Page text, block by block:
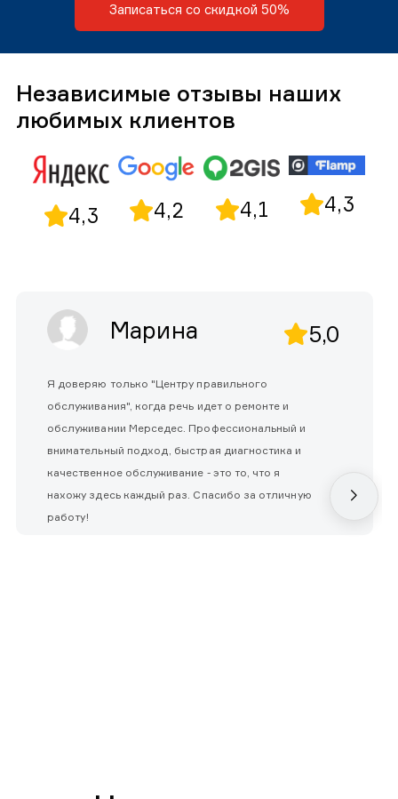
Записаться со скидкой 50%
Независимые отзывы наших
любимых клиентов
4,3 4,2 4,1 4,3
Марина 5,0
Я доверяю только "Центру правильного
обслуживания", когда речь идет о ремонте и
обслуживании Мерседес. Профессиональный и
внимательный подход, быстрая диагностика и
качественное обслуживание - это то, что я
нахожу здесь каждый раз. Спасибо за отличную
работу!